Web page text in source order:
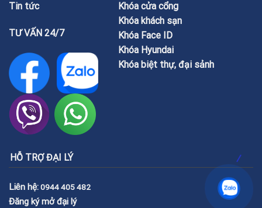
Tin tức
TƯ VẤN 24/7
Khóa cửa cổng
Khóa khách sạn
Khóa Face ID
Khóa Hyundai
Khóa biệt thự, đại sảnh
HỖ TRỢ ĐẠI LÝ
Liên hệ:0944 405 482
Đăng ký mở đại lý